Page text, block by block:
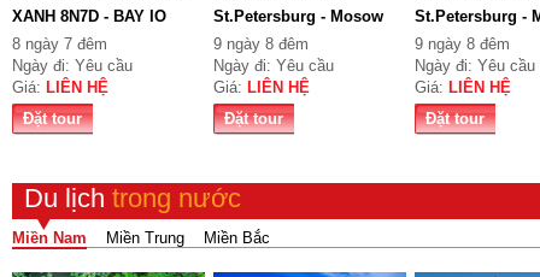
XANH 8N7D - BAY IO
8 ngày 7 đêm
Ngày đi: Yêu cầu
Giá: LIÊN HỆ
Đặt tour
St.Petersburg - Mosow
...
9 ngày 8 đêm
Ngày đi: Yêu cầu
Giá: LIÊN HỆ
Đặt tour
St.Petersburg -
9...
9 ngày 8 đêm
Ngày đi: Yêu cầu
Giá: LIÊN HỆ
Đặt tour
Du lịch trong nước
Miền Nam Miền Trung Miền Bắc